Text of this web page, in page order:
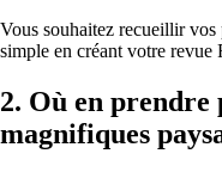
Vous souhaitez recueillir
simple en créant votre revue
2. Où en prendre
magnifiques